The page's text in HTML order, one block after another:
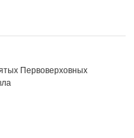
Первоверховных